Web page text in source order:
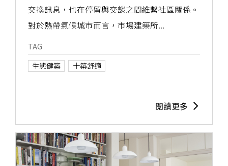
交換訊息，也在停留與交談之間維繫社區關係。
對於熱帶氣候城市而言，市場建築所...
TAG
生態健築
十築舒適
閱讀更多